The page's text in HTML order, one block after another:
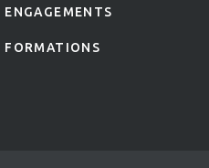
ENGAGEMENTS
FORMATIONS